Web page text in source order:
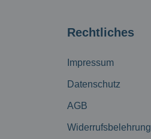
Rechtliches
Impressum
Datenschutz
AGB
Widerrufsbelehrung